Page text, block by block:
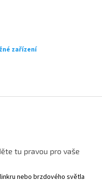
zařízení
tu pravou pro vaše
nebo brzdového světla